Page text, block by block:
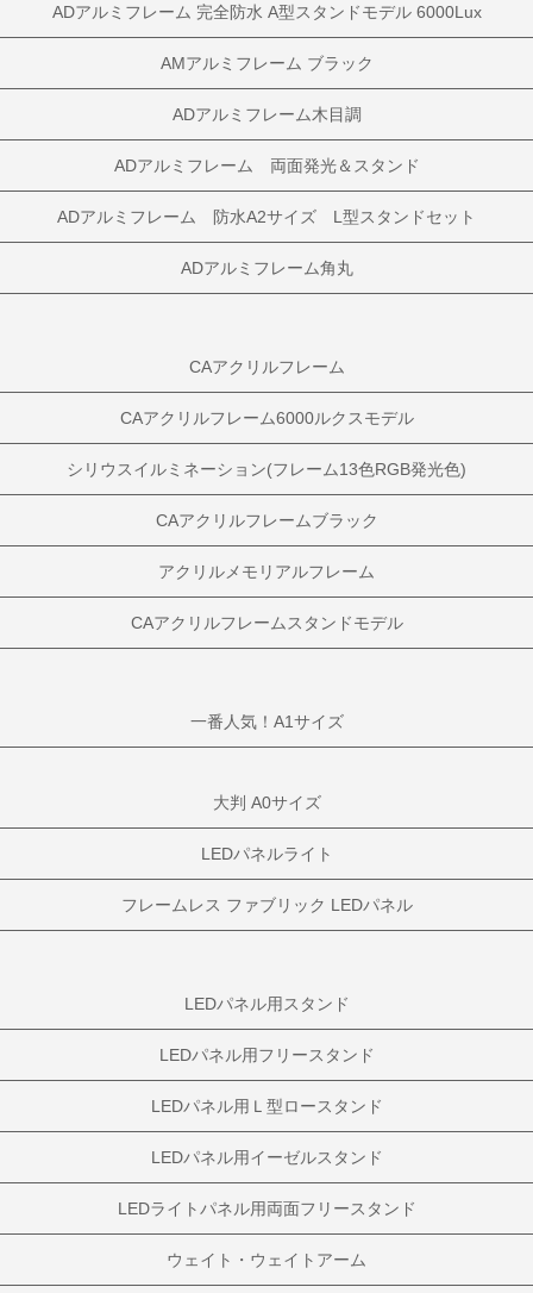
ADアルミフレーム 完全防水 A型スタンドモデル 6000Lux
AMアルミフレーム ブラック
ADアルミフレーム木目調
ADアルミフレーム 両面発光＆スタンド
ADアルミフレーム 防水A2サイズ L型スタンドセット
ADアルミフレーム角丸
CAアクリルフレーム
CAアクリルフレーム6000ルクスモデル
シリウスイルミネーション(フレーム13色RGB発光色)
CAアクリルフレームブラック
アクリルメモリアルフレーム
CAアクリルフレームスタンドモデル
一番人気！A1サイズ
大判 A0サイズ
LEDパネルライト
フレームレス ファブリック LEDパネル
LEDパネル用スタンド
LEDパネル用フリースタンド
LEDパネル用Ｌ型ロースタンド
LEDパネル用イーゼルスタンド
LEDライトパネル用両面フリースタンド
ウェイト・ウェイトアーム